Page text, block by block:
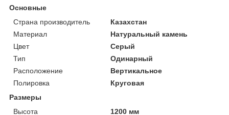
Основные
Страна производитель
Казахстан
Материал
Натуральный камень
Цвет
Серый
Тип
Одинарный
Расположение
Вертикальное
Полировка
Круговая
Размеры
Высота
1200 мм